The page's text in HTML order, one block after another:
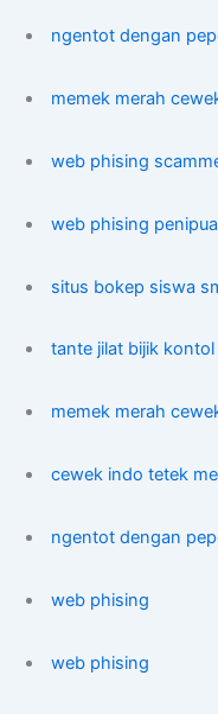
ngentot dengan
memek merah
web phising
web phising
situs bokep siswa
tante jilat bijik kontol
memek merah
cewek indo tetek
ngentot dengan
web phising
web phising